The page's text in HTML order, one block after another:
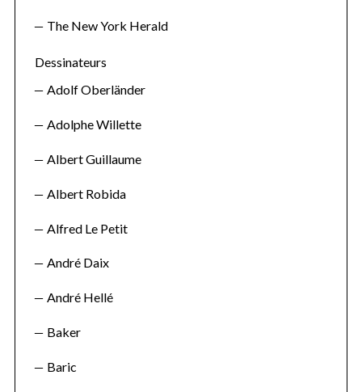
The New York Herald
Dessinateurs
Adolf Oberländer
Adolphe Willette
Albert Guillaume
Albert Robida
Alfred Le Petit
André Daix
André Hellé
Baker
Baric